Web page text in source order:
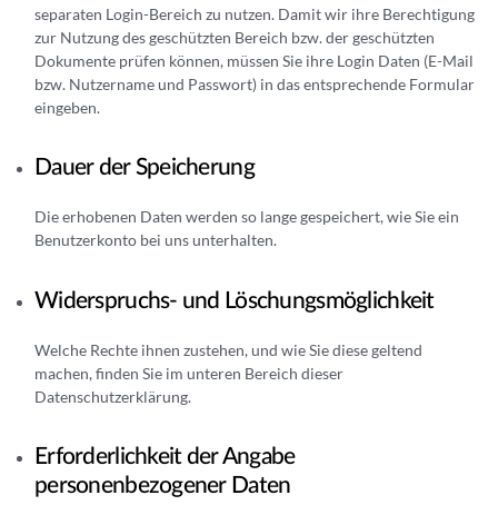
separaten Login-Bereich zu nutzen. Damit wir ihre Berechtigung
zur Nutzung des geschützten Bereich bzw. der geschützten
Dokumente prüfen können, müssen Sie ihre Login Daten (E-Mail
bzw. Nutzername und Passwort) in das entsprechende Formular
eingeben.
Dauer der Speicherung
Die erhobenen Daten werden so lange gespeichert, wie Sie ein
Benutzerkonto bei uns unterhalten.
Widerspruchs- und Löschungsmöglichkeit
Welche Rechte ihnen zustehen, und wie Sie diese geltend
machen, finden Sie im unteren Bereich dieser
Datenschutzerklärung.
Erforderlichkeit der Angabe
personenbezogener Daten